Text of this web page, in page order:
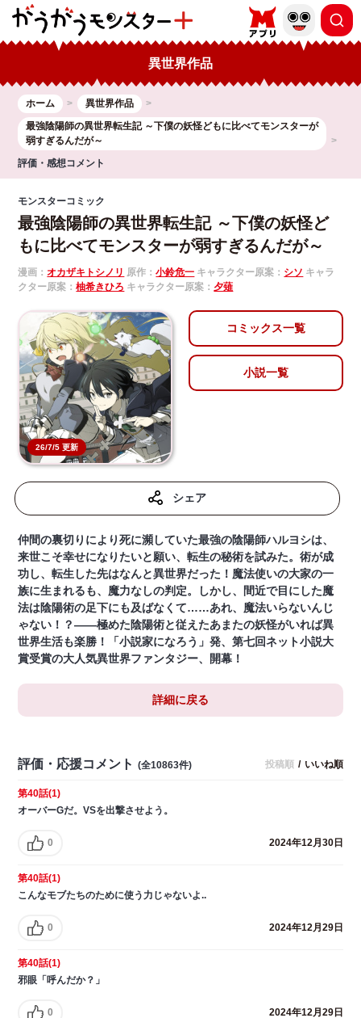
異世界作品
ホーム
異世界作品
最強陰陽師の異世界転生記 ～下僕の妖怪どもに比べてモンスターが
弱すぎるんだが～
評価・感想コメント
モンスターコミック
最強陰陽師の異世界転生記 ～下僕の妖怪ど
もに比べてモンスターが弱すぎるんだが～
漫画：オカザキトシノリ 原作：小鈴危一 キャラクター原案： シソ キャラ
クター原案：柚希きひろ キャラクター原案： 夕薙
26/7/5 更新
コミックス一覧
小説一覧
シェア
仲間の裏切りにより死に瀕していた最強の陰陽師ハルヨシは、
来世こそ幸せになりたいと願い、転生の秘術を試みた。術が成
功し、転生した先はなんと異世界だった！魔法使いの大家の一
族に生まれるも、魔力なしの判定。しかし、間近で目にした魔
法は陰陽術の足下にも及ばなくて……あれ、魔法いらないんじ
ゃない！？――極めた陰陽術と従えたあまたの妖怪がいれば異
世界生活も楽勝！「小説家になろう」発、第七回ネット小説大
賞受賞の大人気異世界ファンタジー、開幕！
詳細に戻る
評価・応援コメント (全10863件) 投稿順 / いいね順
第40話(1)
オーバーGだ。VSを出撃させよう。
0 2024年12月30日
第40話(1)
こんなモブたちのために使う力じゃないよ..
0 2024年12月29日
第40話(1)
邪眼「呼んだか？」
0 2024年12月29日